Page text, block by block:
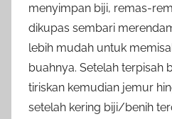
menyimpan biji, remas-
dikupas sembari
lebih mudah untuk
buahnya. Setelah terpisah
tiriskan kemudian jemur
setelah kering biji/benih